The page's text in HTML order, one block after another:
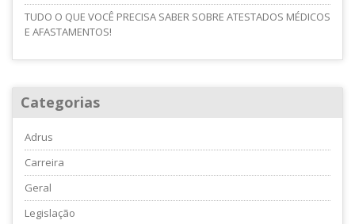
TUDO O QUE VOCÊ PRECISA SABER SOBRE ATESTADOS MÉDICOS
E AFASTAMENTOS!
Categorias
Adrus
Carreira
Geral
Legislação